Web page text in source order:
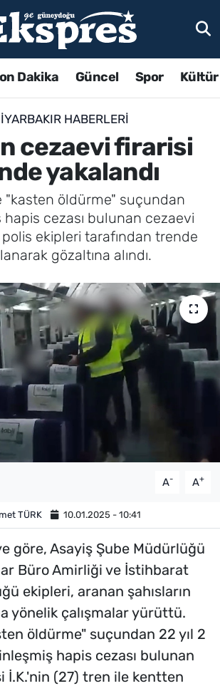
Dakika Güncel Spor
HABERLERI
cezaevi firarisi
yakalandı
"kasten öldürme" suçundan
cezası bulunan cezaevi
polis ekipleri tarafından trende
gözaltına alındı.
A- A+
TÜRK 10.01.2025 - 10:41
göre, Asayiş Şube Müdürlüğü
Büro Amirliği ve İstihbarat
ekipleri, aranan şahısların
yönelik çalışmalar yürüttü.
öldürme" suçundan 22 yıl 2
hapis cezası bulunan
İ.K.'nin (27) tren ile kentten